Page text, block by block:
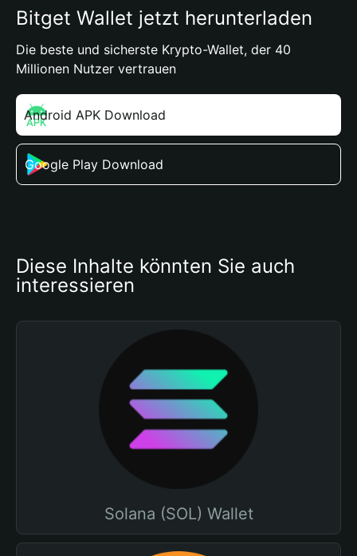
Bitget Wallet jetzt herunterladen
Die beste und sicherste Krypto-Wallet, der 40
Millionen Nutzer vertrauen
Android APK Download
Google Play Download
Diese Inhalte könnten Sie auch
interessieren
Solana (SOL) Wallet